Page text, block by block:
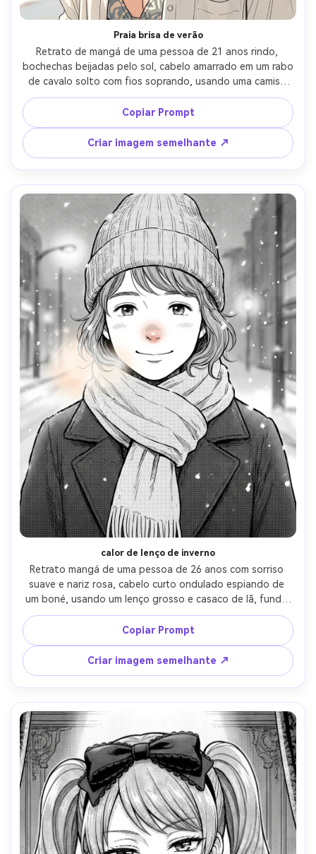
Praia brisa de verão
Retrato de mangá de uma pessoa de 21 anos rindo,
bochechas beijadas pelo sol, cabelo amarrado em um rabo
de cavalo solto com fios soprando, usando uma camisa
de linho leve sobre fato de banho, fundo à beira-mar com
água espumante, luz brilhante do meio-dia com sombras
nítidas, linhas finas e limpas, tom de tela mínimo com
destaques brilhantes, molduras próximas, humor
despreocupado, renderização de mangá polida, sem
texto, lente de 85mm, profundidade de campo rasa- -ar
4:5
Copiar Prompt
Criar imagem semelhante ↗
calor de lenço de inverno
Retrato mangá de uma pessoa de 26 anos com sorriso
suave e nariz rosa, cabelo curto ondulado espiando de
um boné, usando um lenço grosso e casaco de lã, fundo
de rua nevado, luz ambiente fresca com respiração
quente brilho, linha fina, screentone denso para textura
do casaco, manchas delicadas de neve, composição de
cabeça e ombros, humor aconchegante, alta clareza, sem
texto, lente de 85mm, profundidade de campo rasa-AR
4:5
Copiar Prompt
Criar imagem semelhante ↗
Crie imagens com
IA sem limites.
100% grátis!
Comece Grátis →